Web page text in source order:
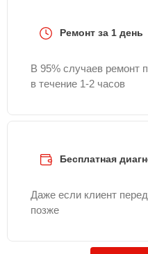
Ремонт за 1 день
В 95% случаев ремонт
в течение 1-2 часов
Бесплатная
Даже если клиент
позже